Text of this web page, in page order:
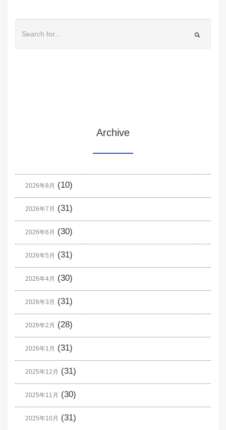
Archive
2026年8月 (10)
2026年7月 (31)
2026年6月 (30)
2026年5月 (31)
2026年4月 (30)
2026年3月 (31)
2026年2月 (28)
2026年1月 (31)
2025年12月 (31)
2025年11月 (30)
2025年10月 (31)